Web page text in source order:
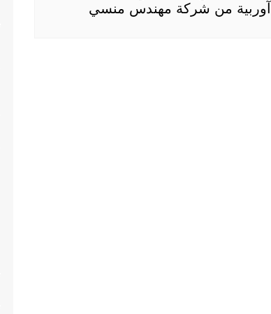
آوربية من شركة مهندس منسي